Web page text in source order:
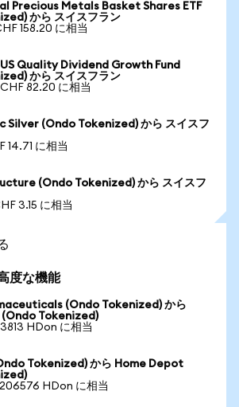
Precious Metals Basket Shares ETF
から スイスフラン
158.20 に相当
Quality Dividend Growth Fund
から スイスフラン
82.20 に相当
Silver (Ondo Tokenized) から スイスフ
14.71 に相当
(Ondo Tokenized) から スイスフ
3.15 に相当
度な機能
(Ondo Tokenized) から
Tokenized)
HDon に相当
Tokenized) から Home Depot
HDon に相当